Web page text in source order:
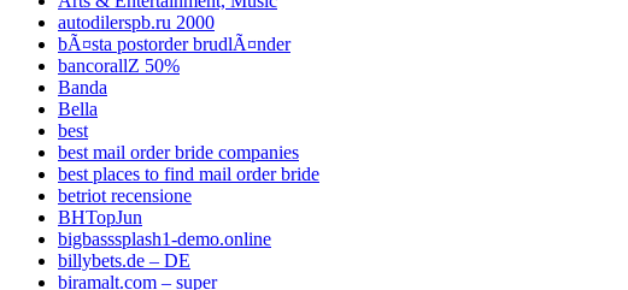
autodilerspb.ru 2000
bÃ¤sta postorder brudlÃ¤nder
bancorallZ 50%
Banda
Bella
best
best mail order bride companies
best places to find mail order bride
betriot recensione
BHTopJun
bigbasssplash1-demo.online
billybets.de – DE
biramalt.com – super